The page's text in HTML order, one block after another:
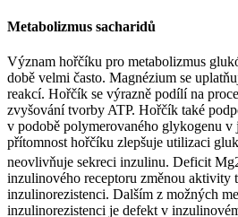
Metabolizmus sacharidů
Význam hořčíku pro metabolizmus
době velmi často. Magnézium se
reakcí. Hořčík se výrazně podílí na
zvyšování tvorby ATP. Hořčík také
v podobě polymerovaného glykogenu
přítomnost hořčíku zlepšuje utilizaci
neovlivňuje sekreci inzulinu. Deficit
inzulinového receptoru změnou aktivity
inzulinorezistenci. Dalším z možných
inzulinorezistenci je defekt v